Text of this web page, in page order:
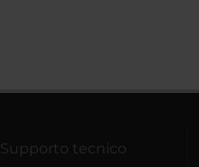
Supporto tecnico